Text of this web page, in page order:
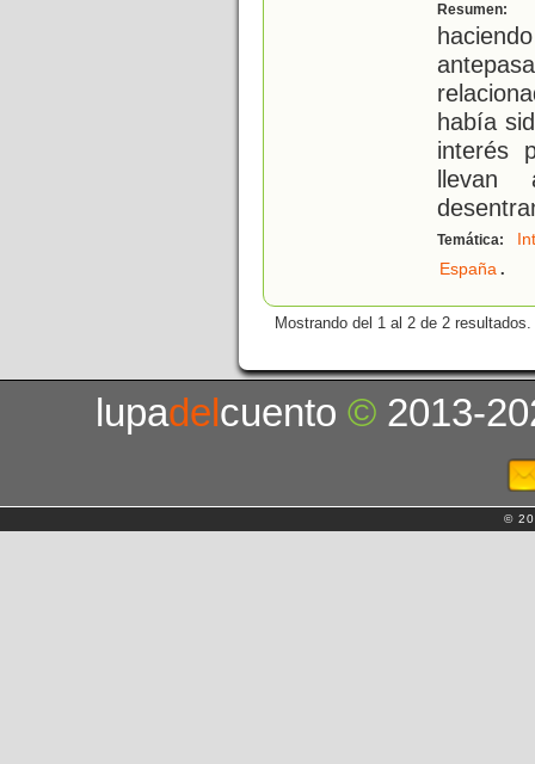
Resumen:
había
interés
llevan
Temática:
España.
Mostrando del 1 al 2 de 2 resultados.
lupadelcuento© 2013-
©